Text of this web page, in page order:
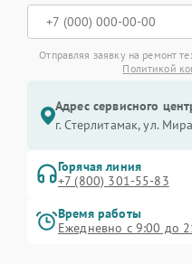
Отправляя заявку на ремонт
Политикой
Адрес сервисного
г. Стерлитамак, ул.
Горячая линия
+7 (800) 301-55-83
Время работы
Ежедневно с 9:00 до